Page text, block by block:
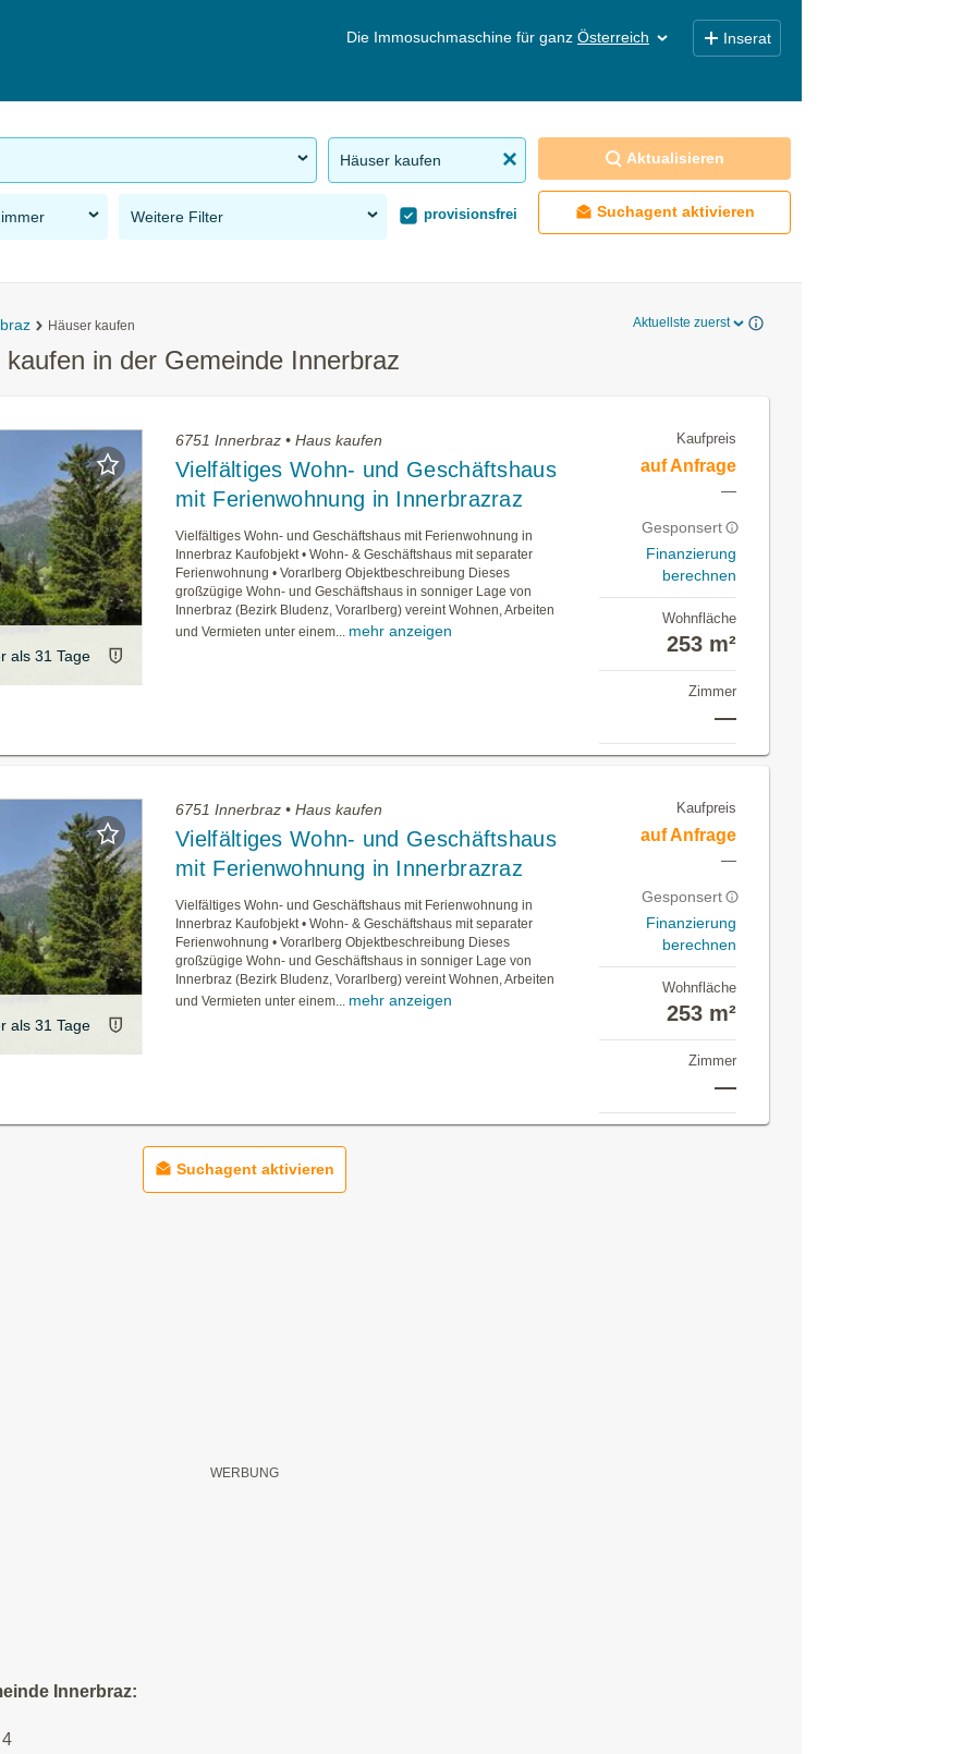
Die Immosuchmaschine für ganz Österreich Inserat
Häuser kaufen
Weitere Filter provisionsfrei
Aktualisieren
Suchagent aktivieren
Häuser kaufen Aktuellste zuerst
in der Gemeinde Innerbraz
als 31 Tage
6751 Innerbraz • Haus kaufen
Vielfältiges Wohn- und Geschäftshaus
mit Ferienwohnung in Innerbrazraz
Vielfältiges Wohn- und Geschäftshaus mit Ferienwohnung in
Innerbraz Kaufobjekt • Wohn- & Geschäftshaus mit separater
Ferienwohnung • Vorarlberg Objektbeschreibung Dieses
großzügige Wohn- und Geschäftshaus in sonniger Lage von
Innerbraz (Bezirk Bludenz, Vorarlberg) vereint Wohnen, Arbeiten
und Vermieten unter einem... mehr anzeigen
Kaufpreis
auf Anfrage
—
Gesponsert
Finanzierung
berechnen
Wohnfläche
253 m²
Zimmer
—
als 31 Tage
6751 Innerbraz • Haus kaufen
Vielfältiges Wohn- und Geschäftshaus
mit Ferienwohnung in Innerbrazraz
Vielfältiges Wohn- und Geschäftshaus mit Ferienwohnung in
Innerbraz Kaufobjekt • Wohn- & Geschäftshaus mit separater
Ferienwohnung • Vorarlberg Objektbeschreibung Dieses
großzügige Wohn- und Geschäftshaus in sonniger Lage von
Innerbraz (Bezirk Bludenz, Vorarlberg) vereint Wohnen, Arbeiten
und Vermieten unter einem... mehr anzeigen
Kaufpreis
auf Anfrage
—
Gesponsert
Finanzierung
berechnen
Wohnfläche
253 m²
Zimmer
—
Suchagent aktivieren
Innerbraz:
4